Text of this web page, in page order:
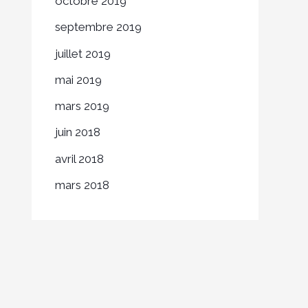
septembre 2019
juillet 2019
mai 2019
mars 2019
juin 2018
avril 2018
mars 2018